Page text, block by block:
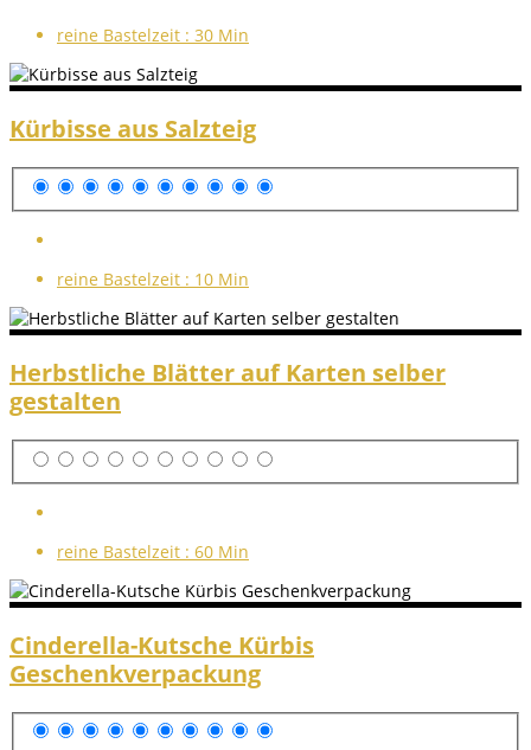
reine Bastelzeit : 30 Min
Kürbisse aus Salzteig
reine Bastelzeit : 10 Min
Herbstliche Blätter auf Karten selber
gestalten
reine Bastelzeit : 60 Min
Cinderella-Kutsche Kürbis
Geschenkverpackung